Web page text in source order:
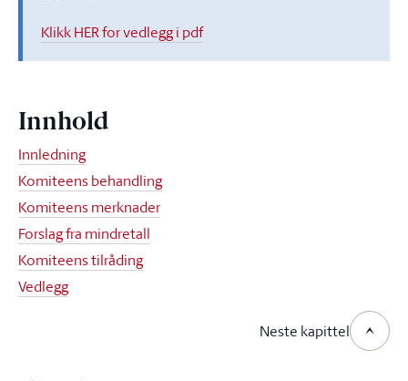
Klikk HER for vedlegg i pdf
Innhold
Innledning
Komiteens behandling
Komiteens merknader
Forslag fra mindretall
Komiteens tilråding
Vedlegg
Neste kapittel